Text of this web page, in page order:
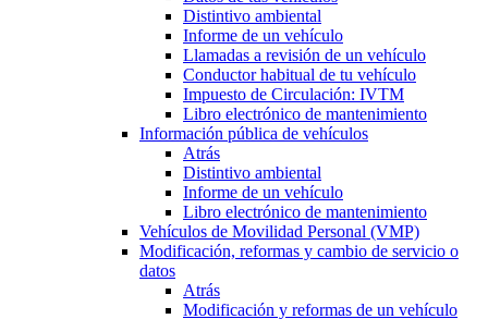
Distintivo ambiental
Informe de un vehículo
Llamadas a revisión de un vehículo
Conductor habitual de tu vehículo
Impuesto de Circulación: IVTM
Libro electrónico de mantenimiento
Información pública de vehículos
Atrás
Distintivo ambiental
Informe de un vehículo
Libro electrónico de mantenimiento
Vehículos de Movilidad Personal (VMP)
Modificación, reformas y cambio de servicio o
datos
Atrás
Modificación y reformas de un vehículo